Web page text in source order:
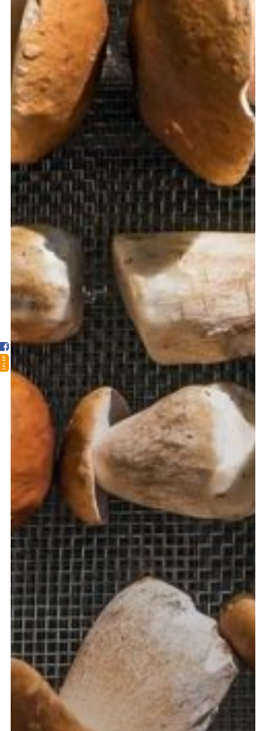
SKLEP
Strona główna
Sklep
Porady
Ciekawostki
Atlas grzybów
Kontakt